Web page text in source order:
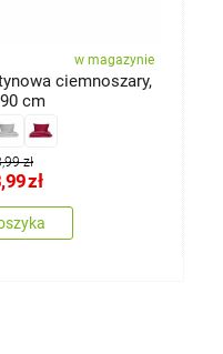
w magazynie
ciemnoszary,
cm
zł
zł